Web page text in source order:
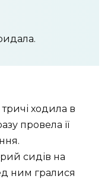
ходила в
провела її
сидів на
ним гралися